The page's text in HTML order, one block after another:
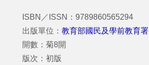
ISBN／ISSN：9789860565294
出版單位： 教育部國民及學前教育署
開數：菊8開
版次：初版